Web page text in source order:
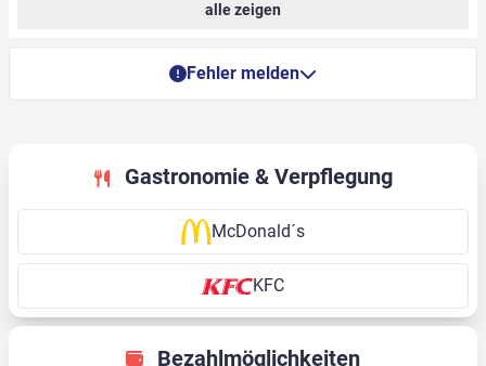
alle zeigen
Fehler melden
Gastronomie & Verpflegung
McDonald´s
KFC
Bezahlmöglichkeiten